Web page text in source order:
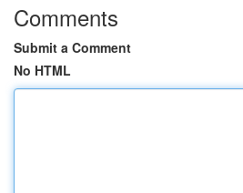
Comments
Submit a Comment
No HTML